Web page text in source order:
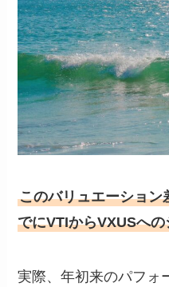
このバリュエーション
でにVTIからVXUSへ
実際、年初来のパフォ